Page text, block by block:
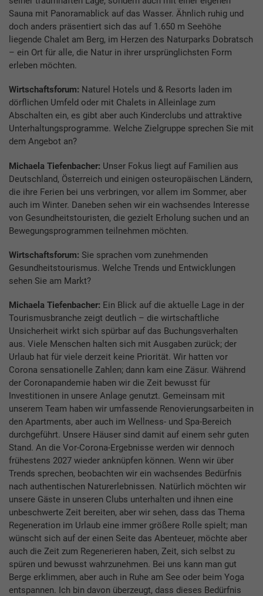
Sauna mit Panoramablick auf das Wasser. Ähnlich ruhig und
doch anders präsentiert sich das auf 1.650 m Seehöhe
liegende Chalet am Berg, im Herzen des Naturparks Dobratsch
– ein Ort für alle, die Natur in ihrer ursprünglichsten Form
erleben möchten.
Wirtschaftsforum: Naturel Hotels und & Resorts laden im
dörflichen Umfeld oder mit Chalets in Alleinlage zum
Abschalten ein, es gibt aber auch Kinderclubs und attraktive
Unterhaltungsprogramme. Welche Zielgruppe sprechen Sie mit
dem Angebot an?
Michaela Tiefenbacher: Unser Fokus liegt auf Familien aus
Deutschland, Österreich und einigen osteuropäischen Ländern,
die ihre Ferien bei uns verbringen, vor allem im Sommer, aber
auch im Winter. Daneben sehen wir ein wachsendes Interesse
von Gesundheitstouristen, die gezielt Erholung suchen und an
Bewegungsprogrammen teilnehmen möchten.
Wirtschaftsforum: Sie sprachen vom zunehmenden
Gesundheitstourismus. Welche Trends und Entwicklungen
sehen Sie am Markt?
Michaela Tiefenbacher: Ein Blick auf die aktuelle Lage in der
Tourismusbranche zeigt deutlich – die wirtschaftliche
Unsicherheit wirkt sich spürbar auf das Buchungsverhalten
aus. Viele Menschen halten sich mit Ausgaben zurück; der
Urlaub hat für viele derzeit keine Priorität. Wir hatten vor
Corona sensationelle Zahlen; dann kam eine Zäsur. Während
der Coronapandemie haben wir die Zeit bewusst für
Investitionen in unsere Anlage genutzt. Gemeinsam mit
unserem Team haben wir umfassende Renovierungsarbeiten in
den Apartments, aber auch im Wellness- und Spa-Bereich
durchgeführt. Unsere Häuser sind damit auf einem sehr guten
Stand. An die Vor-Corona-Ergebnisse werden wir dennoch
frühestens 2027 wieder anknüpfen können. Wenn wir über
Trends sprechen, beobachten wir ein wachsendes Bedürfnis
nach authentischen Naturerlebnissen. Natürlich möchten wir
unsere Gäste in unseren Clubs unterhalten und ihnen eine
unbeschwerte Zeit bereiten, aber wir sehen, dass das Thema
Regeneration im Urlaub eine immer größere Rolle spielt; man
wünscht sich auf der einen Seite das Abenteuer, möchte aber
auch die Zeit zum Regenerieren haben, Zeit, sich selbst zu
spüren und bewusst wahrzunehmen. Bei uns kann man gut
Berge erklimmen, aber auch in Ruhe am See oder beim Yoga
entspannen. Ich bin davon überzeugt, dass dieses Bedürfnis